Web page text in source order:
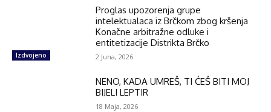
Izdvojeno
Proglas upozorenja grupe
intelektualaca iz Brčkom zbog kršenja
Konačne arbitražne odluke i
entitetizacije Distrikta Brčko
2 Juna, 2026
NENO, KADA UMREŠ, TI ĆEŠ BITI MOJ
BIJELI LEPTIR
18 Maja, 2026